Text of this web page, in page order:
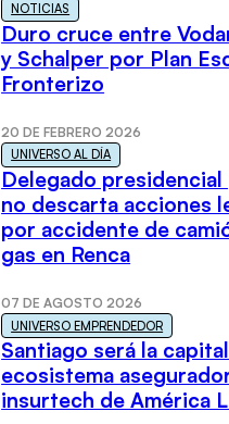
NOTICIAS
Duro cruce entre
y Schalper por Plan
Fronterizo
20 DE FEBRERO 2026
UNIVERSO AL DÍA
Delegado presidencial
no descarta acciones
por accidente de
gas en Renca
07 DE AGOSTO 2026
UNIVERSO EMPRENDEDOR
Santiago será la
ecosistema
insurtech de América